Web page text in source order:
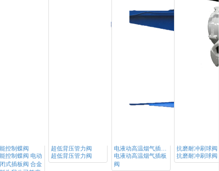
控制蝶阀
控制蝶阀 电动
式插板阀 合金
超低背压管力阀
超低背压管力阀
电液动高温烟气插板阀
电液动高温烟气插板
阀
抗磨耐冲刷球阀
抗磨耐冲刷球阀